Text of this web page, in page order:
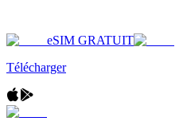
eSIM GRATUIT
Télécharger